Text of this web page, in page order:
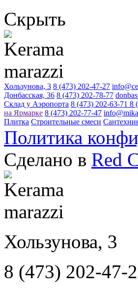
Скрыть
Хользунова, 3 8 (473) 202-47-27
Донбасская, 36 8 (473) 202-78-77
Склад у Аэропорта 8 (473) 202-63-71 8
на Ярмарке 8 (473) 202-77-47
Плитка Строительные смеси
Политика
Сделано в Red
Хользунова, 3
8 (473) 202-47-